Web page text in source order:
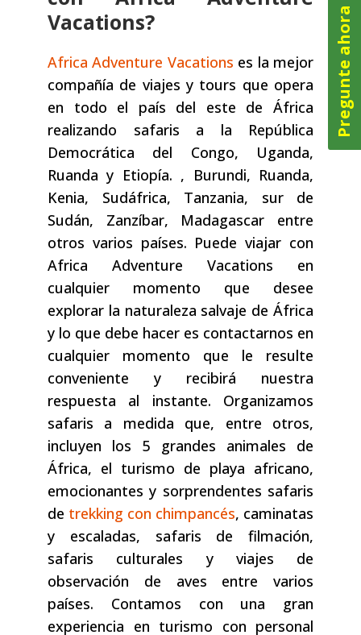
Vacations?
Africa Adventure Vacations es la mejor
compañía de viajes y tours que opera
en todo el país del este de África
realizando safaris a la República
Democrática del Congo, Uganda,
Ruanda y Etiopía. , Burundi, Ruanda,
Kenia, Sudáfrica, Tanzania, sur de
Sudán, Zanzíbar, Madagascar entre
otros varios países. Puede viajar con
Africa Adventure Vacations en
cualquier momento que desee
explorar la naturaleza salvaje de África
y lo que debe hacer es contactarnos en
cualquier momento que le resulte
conveniente y recibirá nuestra
respuesta al instante. Organizamos
safaris a medida que, entre otros,
incluyen los 5 grandes animales de
África, el turismo de playa africano,
emocionantes y sorprendentes safaris
de trekking con chimpancés, caminatas
y escaladas, safaris de filmación,
safaris culturales y viajes de
observación de aves entre varios
países. Contamos con una gran
experiencia en turismo con personal
Pregunte ahora